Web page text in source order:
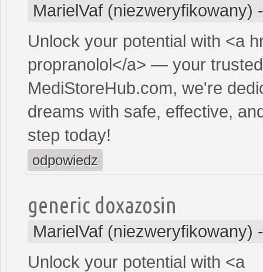
MarielVaf (niezweryfikowany)
Unlock your potential with <a
propranolol</a> — your
MediStoreHub.com, we're
dreams with safe, effective,
step today!
odpowiedz
generic doxazosin
MarielVaf (niezweryfikowany)
Unlock your potential with <a